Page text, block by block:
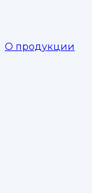
О продукции